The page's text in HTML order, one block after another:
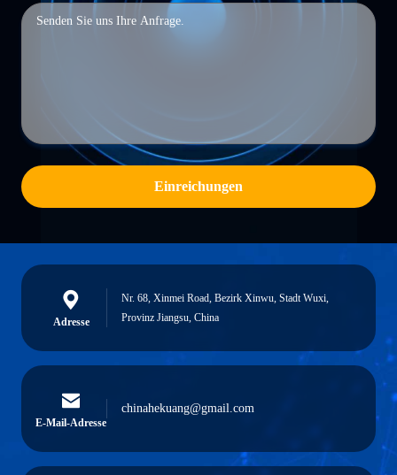
Einreichungen
Adresse
Nr. 68, Xinmei Road, Bezirk Xinwu, Stadt Wuxi,
Provinz Jiangsu, China
E-Mail-Adresse
chinahekuang@gmail.com